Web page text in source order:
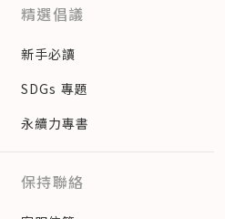
精選倡議
新手必讀
SDGs 專題
永續力專書
保持聯絡